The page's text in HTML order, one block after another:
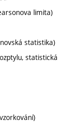
limita)
statistika)
statistická